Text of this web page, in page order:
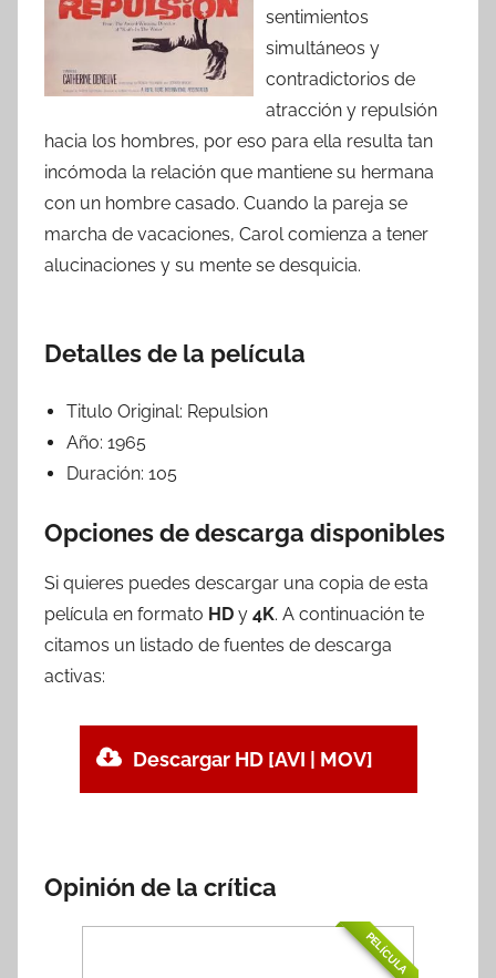
sentimientos
simultáneos y
contradictorios de
atracción y repulsión
hacia los hombres, por eso para ella resulta tan
incómoda la relación que mantiene su hermana
con un hombre casado. Cuando la pareja se
marcha de vacaciones, Carol comienza a tener
alucinaciones y su mente se desquicia.
Detalles de la película
Titulo Original: Repulsion
Año: 1965
Duración: 105
Opciones de descarga disponibles
Si quieres puedes descargar una copia de esta
película en formato HD y 4K. A continuación te
citamos un listado de fuentes de descarga
activas:
Descargar HD [AVI | MOV]
Opinión de la crítica
PELÍCULA